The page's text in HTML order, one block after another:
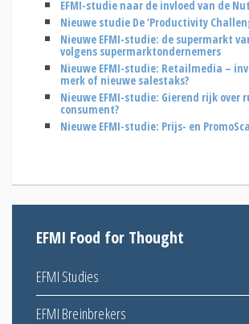
EFMI-studie naar de invloed van de
Nieuwe studie De ‘Productivity
Nieuwe EFMI-studie: de supermarkt
volgens supermarktondernemers
Nieuwe EFMI-studie: Retailmedia –
merk of nieuwe salestaks?
Nieuwe EFMI-studie: Gierend rijk over
consument?
Nieuwe EFMI-studie: Prijs- en
EFMI Food for Thought
EFMI Studies
EFMI Breinbrekers